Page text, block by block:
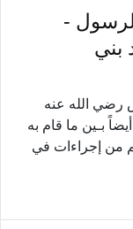
-
بني
رضي الله عنه
بـين ما قام به
من إجراءات في